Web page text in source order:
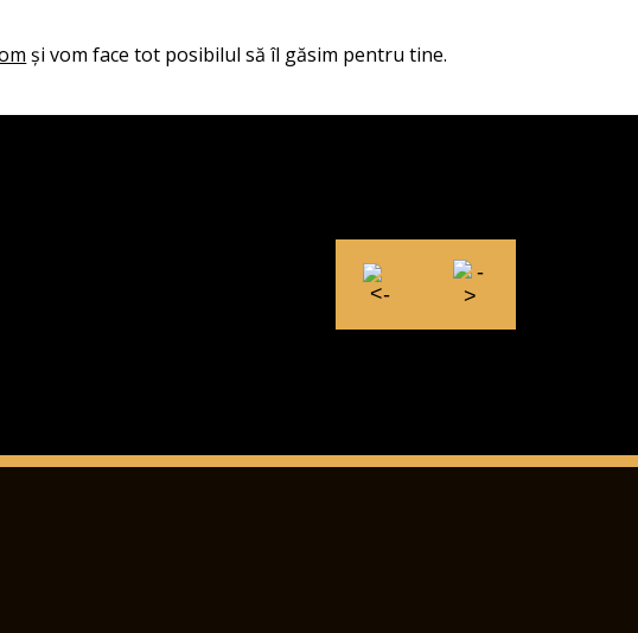
și vom face tot posibilul să îl găsim pentru tine.